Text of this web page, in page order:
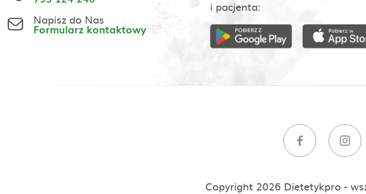
Napisz do Nas
Formularz kontaktowy
i pacjenta:
Copyright 2026 Dietetykpro -